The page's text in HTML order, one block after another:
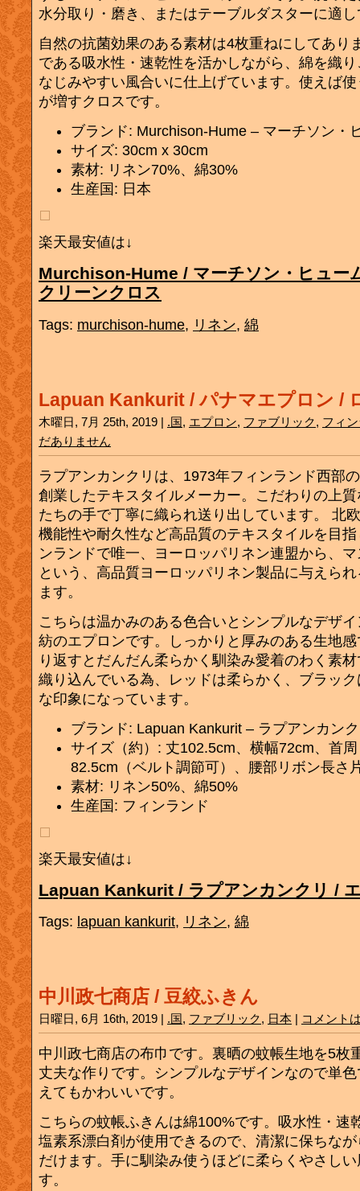
水分取り・磨き、またはテーブルダスターに適
自然の抗菌効果のある素材は4枚重ねにしてあり
である吸水性・速乾性を活かしながら、綿を織
なじみやすい風合いに仕上げています。使えば
が増すクロスです。
ブランド: Murchison-Hume – マーチソン・
サイズ: 30cm x 30cm
素材: リネン70%、綿30%
生産国: 日本
楽天最安値は↓
Murchison-Hume / マーチソン・ヒュー
クリーンクロス
Tags: murchison-hume, リネン, 綿
Lapuan Kankurit / パナマエプロン /
木曜日, 7月 25th, 2019 | .国, エプロン, ファブリック, フィ
だありません
ラプアンカンクリは、1973年フィンランド西部
創業したテキスタイルメーカー。こだわりの上
たちの手で丁寧に織られ送り出しています。 北
機能性や耐久性など高品質のテキスタイルを目
ンランドで唯一、ヨーロッパリネン連盟から、
という、高品質ヨーロッパリネン製品に与えら
ます。
こちらは温かみのある色合いとシンプルなデザ
紡のエプロンです。しっかりと厚みのある生地
り返すとだんだん柔らかく馴染み愛着のわく素
織り込んでいる為、レッドは柔らかく、ブラッ
な印象になっています。
ブランド: Lapuan Kankurit – ラプアンカン
サイズ（約）: 丈102.5cm、横幅72cm、首
82.5cm（ベルト調節可）、腰部リボン長さ
素材: リネン50%、綿50%
生産国: フィンランド
楽天最安値は↓
Lapuan Kankurit / ラプアンカンクリ /
Tags: lapuan kankurit, リネン, 綿
中川政七商店 / 豆絞ふきん
日曜日, 6月 16th, 2019 | .国, ファブリック, 日本 | コメント
中川政七商店の布巾です。裏晒の蚊帳生地を5枚
丈夫な作りです。シンプルなデザインなので単
えてもかわいいです。
こちらの蚊帳ふきんは綿100%です。吸水性・速
塩素系漂白剤が使用できるので、清潔に保ちな
だけます。手に馴染み使うほどに柔らくやさし
す。